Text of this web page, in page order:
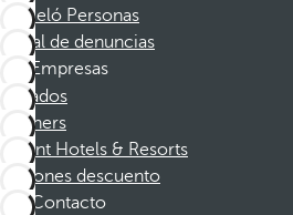
Barceló Personas
Canal de denuncias
Empresas
Afiliados
Partners
Dorint Hotels & Resorts
Cupones descuento
Contacto